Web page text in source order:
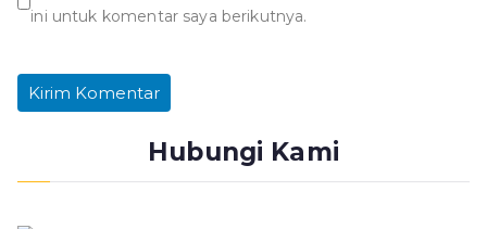
ini untuk komentar saya berikutnya.
Hubungi Kami